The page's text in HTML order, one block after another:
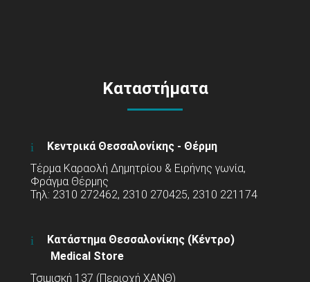
Καταστήματα
Κεντρικά Θεσσαλονίκης - Θέρμη
Τέρμα Καραολή Δημητρίου & Ειρήνης γωνία,
Φράγμα Θέρμης
Τηλ: 2310 272462, 2310 270425, 2310 221174
Κατάστημα Θεσσαλονίκης (Κέντρο)
Medical Store
Τσιμισκή 137 (Περιοχή ΧΑΝΘ)